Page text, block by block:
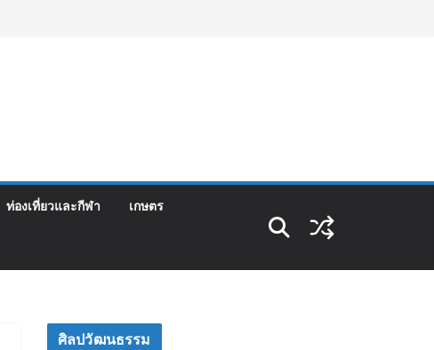
ท่องเที่ยวและกีฬา เกษตร
ศิลปวัฒนธรรม